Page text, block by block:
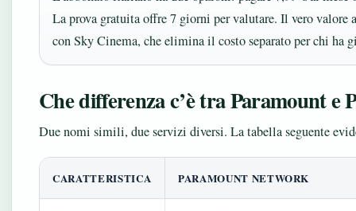
La prova gratuita offre 7 giorni per valutare. Il vero valore
con Sky Cinema, che elimina il costo separato per chi ha
Che differenza c’è tra Paramount e
Due nomi simili, due servizi diversi. La tabella seguente
CARATTERISTICA PARAMOUNT NETWORK